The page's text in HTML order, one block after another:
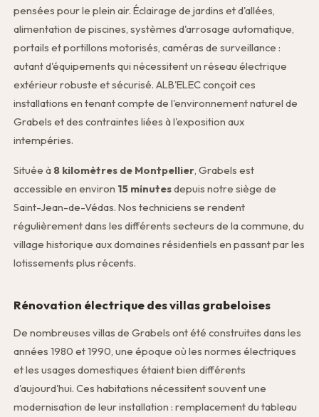
pensées pour le plein air. Éclairage de jardins et d'allées,
alimentation de piscines, systèmes d'arrosage automatique,
portails et portillons motorisés, caméras de surveillance :
autant d'équipements qui nécessitent un réseau électrique
extérieur robuste et sécurisé. ALB'ELEC conçoit ces
installations en tenant compte de l'environnement naturel de
Grabels et des contraintes liées à l'exposition aux
intempéries.
Située à 8 kilomètres de Montpellier, Grabels est
accessible en environ 15 minutesdepuis notre siège de
Saint-Jean-de-Védas. Nos techniciens se rendent
régulièrement dans les différents secteurs de la commune, du
village historique aux domaines résidentiels en passant par les
lotissements plus récents.
Rénovation électrique des villas grabeloises
De nombreuses villas de Grabels ont été construites dans les
années 1980 et 1990, une époque où les normes électriques
et les usages domestiques étaient bien différents
d'aujourd'hui. Ces habitations nécessitent souvent une
modernisation de leur installation : remplacement du tableau